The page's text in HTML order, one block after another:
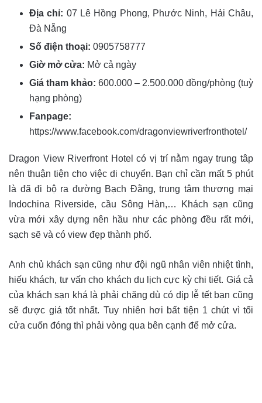
Địa chỉ: 07 Lê Hồng Phong, Phước Ninh, Hải Châu,
Đà Nẵng
Số điện thoại: 0905758777
Giờ mở cửa: Mở cả ngày
Giá tham khảo: 600.000 – 2.500.000 đồng/phòng (tuỳ
hạng phòng)
Fanpage:
https://www.facebook.com/dragonviewriverfronthotel/
Dragon View Riverfront Hotel có vị trí nằm ngay trung tâp
nên thuận tiện cho việc di chuyển. Bạn chỉ cần mất 5 phút
là đã đi bộ ra đường Bạch Đằng, trung tâm thương mại
Indochina Riverside, cầu Sông Hàn,… Khách sạn cũng
vừa mới xây dựng nên hầu như các phòng đều rất mới,
sạch sẽ và có view đẹp thành phố.
Anh chủ khách sạn cũng như đội ngũ nhân viên nhiệt tình,
hiếu khách, tư vấn cho khách du lịch cực kỳ chi tiết. Giá cả
của khách sạn khá là phải chăng dù có dịp lễ tết bạn cũng
sẽ được giá tốt nhất. Tuy nhiên hơi bất tiện 1 chút vì tối
cửa cuốn đóng thì phải vòng qua bên cạnh để mở cửa.